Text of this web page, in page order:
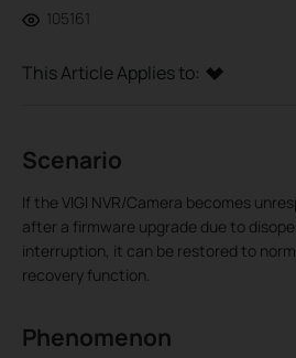
105161
This Article Applies to:
Scenario
If the VIGI NVR/Camera becomes
after a firmware upgrade due to
interruption, it can be restored to
recovery function.
Phenomenon